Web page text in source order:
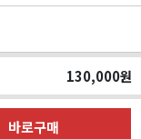
130,000원